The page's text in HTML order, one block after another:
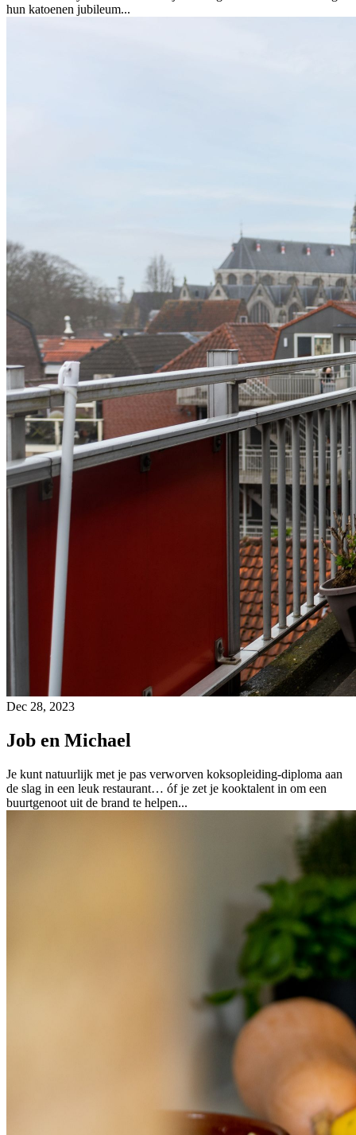
hun katoenen jubileum...
Dec 28, 2023
Job en Michael
Je kunt natuurlijk met je pas verworven koksopleiding-diploma aan
de slag in een leuk restaurant… óf je zet je kooktalent in om een
buurtgenoot uit de brand te helpen...